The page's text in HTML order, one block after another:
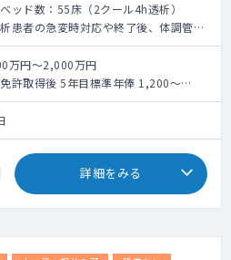
ッド数：55床（2クール4h透析）
析患者の急変時対応や終了後、体調管理
いします
期、維持期の透析管理を行っています
析2クール（55床）
、金は夜間透析も行います
ント作成、トラブル対応は隣の米沢市
へ搬送となります
：看護師対応
万円～2,000万円
許取得後 5年目標準年俸 1,200～
万円
許取得後 10年目標準年俸 1,500～
万円
詳細をみる